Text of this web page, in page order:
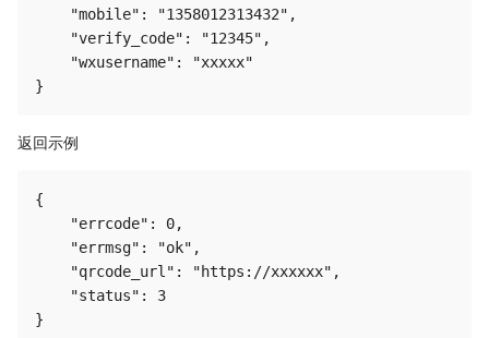
    "mobile": "1358012313432",
    "verify_code": "12345",
    "wxusername": "xxxxx"
返回示例
{
    "errcode": 0,
    "errmsg": "ok",
    "qrcode_url": "https://xxxxxx",
    "status": 3